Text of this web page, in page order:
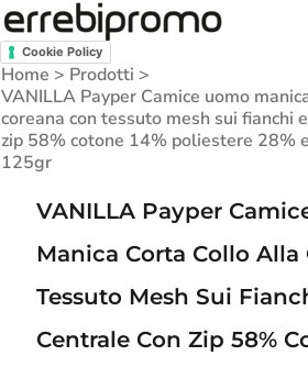
Cookie Policy
Home > Prodotti >
VANILLA Payper Camice uomo
coreana con tessuto mesh sui fianchi
zip 58% cotone 14% poliestere 28%
125gr
VANILLA Payper
Manica Corta Collo Alla
Tessuto Mesh Sui
Centrale Con Zip 58%